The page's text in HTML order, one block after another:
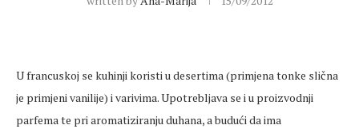
U francuskoj se kuhinji koristi u desertima (primjena tonke slična
je primjeni vanilije) i varivima. Upotrebljava se i u proizvodnji
parfema te pri aromatiziranju duhana, a budući da ima